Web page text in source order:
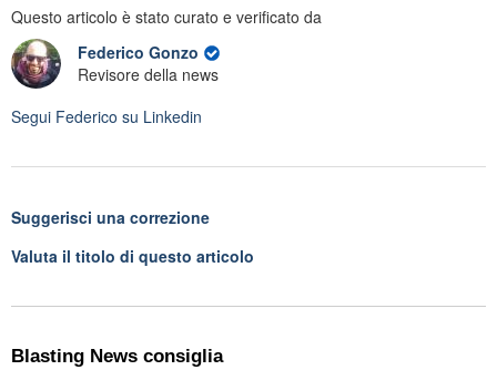
Questo articolo è stato curato e verificato da
Federico Gonzo
Revisore della news
Segui Federico su Linkedin
Suggerisci una correzione
Valuta il titolo di questo articolo
Blasting News consiglia